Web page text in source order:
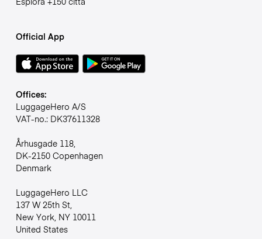
Official App
Offices:
LuggageHero A/S
VAT-no.: DK37611328
Århusgade 118,
DK-2150 Copenhagen
Denmark
LuggageHero LLC
137 W 25th St,
New York, NY 10011
United States